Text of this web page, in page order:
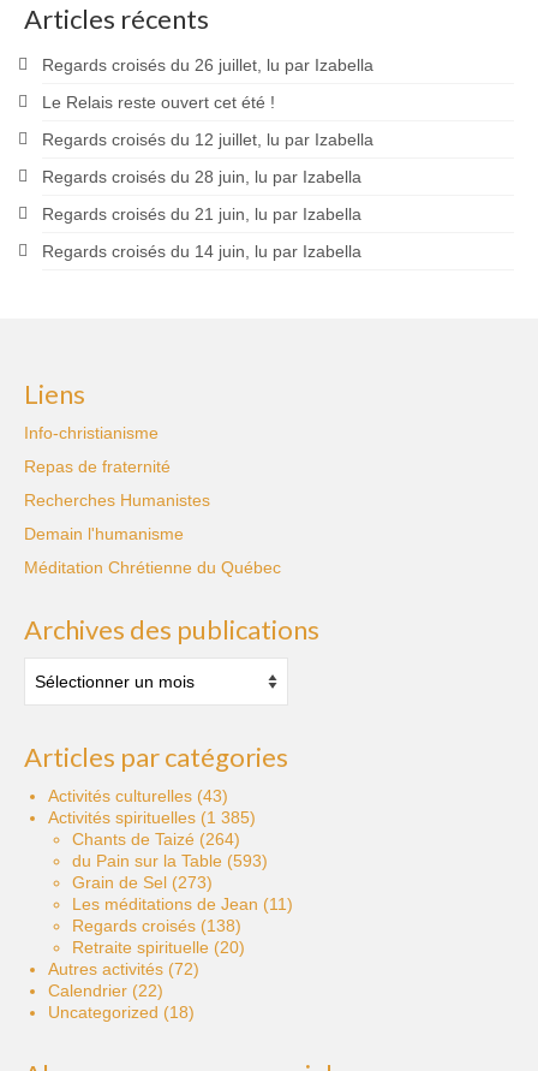
Articles récents
Regards croisés du 26 juillet, lu par Izabella
Le Relais reste ouvert cet été !
Regards croisés du 12 juillet, lu par Izabella
Regards croisés du 28 juin, lu par Izabella
Regards croisés du 21 juin, lu par Izabella
Regards croisés du 14 juin, lu par Izabella
Liens
Info-christianisme
Repas de fraternité
Recherches Humanistes
Demain l'humanisme
Méditation Chrétienne du Québec
Archives des publications
des
publications
Articles par catégories
Activités culturelles (43)
Activités spirituelles (1 385)
Chants de Taizé (264)
du Pain sur la Table (593)
Grain de Sel (273)
Les méditations de Jean (11)
Regards croisés (138)
Retraite spirituelle (20)
Autres activités (72)
Calendrier (22)
Uncategorized (18)